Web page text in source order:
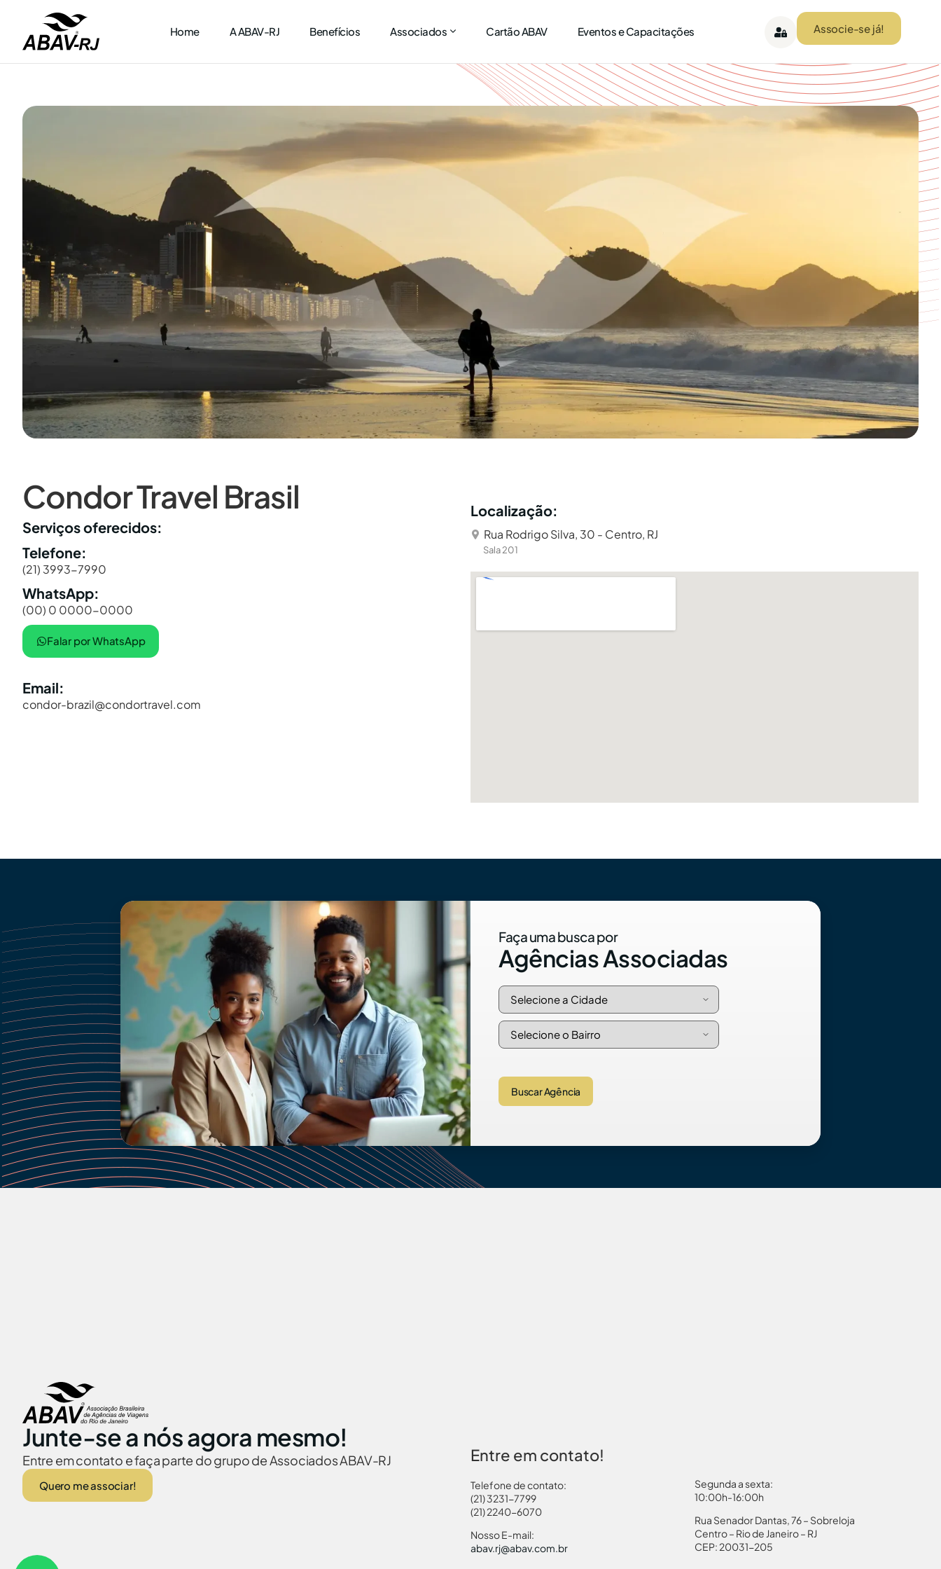
Home A ABAV-RJ Benefícios Associados Cartão ABAV Eventos e Capacitações Associe-se já!
Condor Travel Brasil
Serviços oferecidos:
Telefone:
(21) 3993-7990
WhatsApp:
(00) 0 0000-0000
Falar por WhatsApp
Email:
condor-brazil@condortravel.com
Localização:
Rua Rodrigo Silva, 30 - Centro, RJ
Sala 201
Faça uma busca por
Agências Associadas
Buscar Agência
Junte-se a nós agora mesmo!
Entre em contato e faça parte do grupo de Associados ABAV-RJ
Quero me associar!
Entre em contato!
Telefone de contato:
(21) 3231-7799
(21) 2240-6070
Nosso E-mail:
abav.rj@abav.com.br
Segunda a sexta:
10:00h-16:00h
Rua Senador Dantas, 76 – Sobreloja
Centro – Rio de Janeiro – RJ
CEP: 20031-205
Autorização Menores